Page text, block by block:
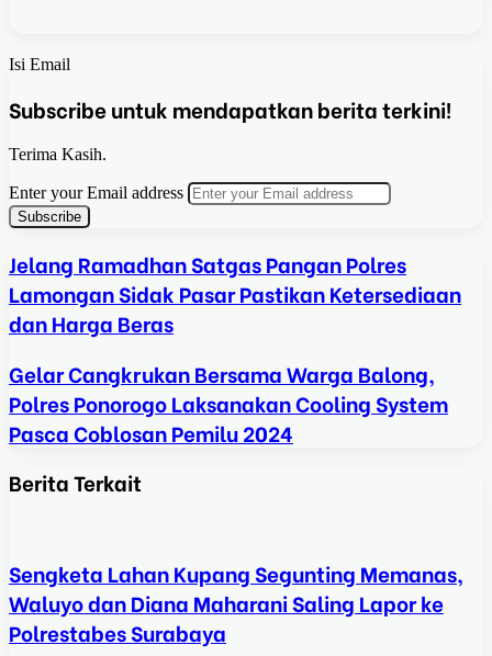
Isi Email
Subscribe untuk mendapatkan berita terkini!
Terima Kasih.
Enter your Email address
Jelang Ramadhan Satgas Pangan Polres
Lamongan Sidak Pasar Pastikan Ketersediaan
dan Harga Beras
Gelar Cangkrukan Bersama Warga Balong,
Polres Ponorogo Laksanakan Cooling System
Pasca Coblosan Pemilu 2024
Berita Terkait
Sengketa Lahan Kupang Segunting Memanas,
Waluyo dan Diana Maharani Saling Lapor ke
Polrestabes Surabaya